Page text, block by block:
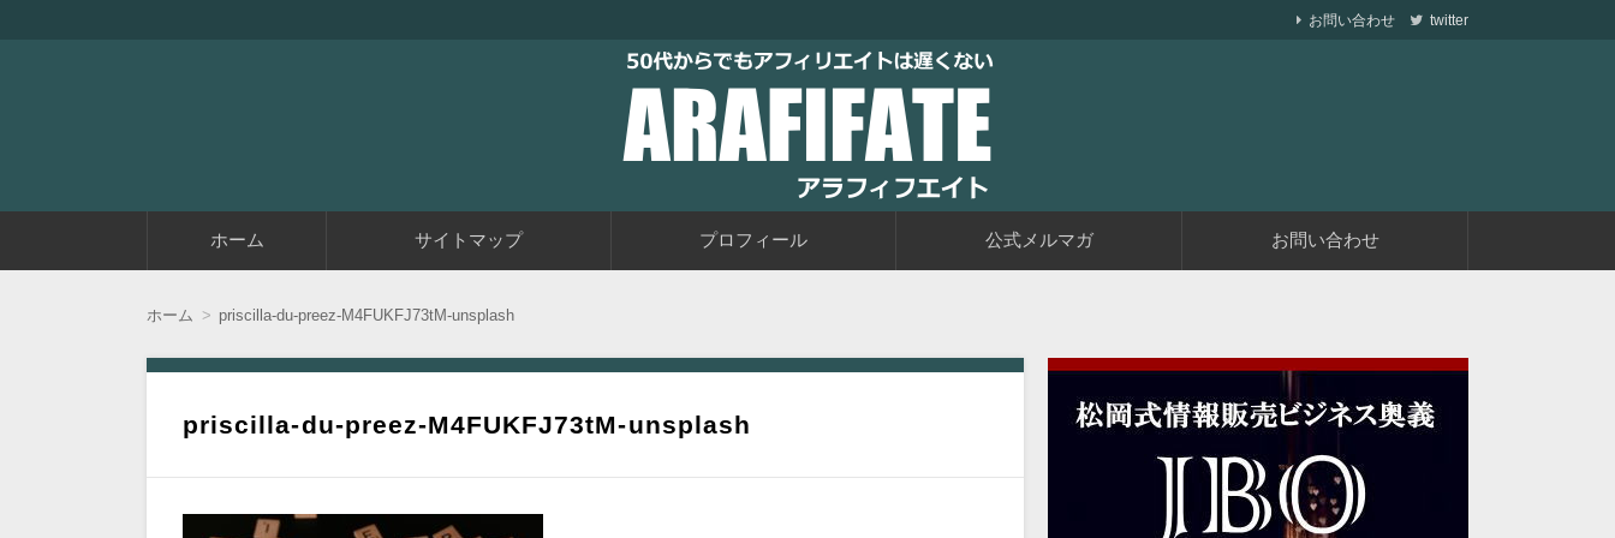
twitter
お問い合わせ
アラフィフエイト｜ 50代からでもアフィリエイトは遅くない
『アラフィフエイト』は初めてアフィリエイトブログに取り組むブログ初心者の教科書です。老後に備えて今から副業で稼ぐ仕組みを作りながら、収益が発生す
ホーム サイトマップ プロフィール 公式メルマガ お問い合わせ
ホーム priscilla-du-preez-M4FUKFJ73tM-unsplash
priscilla-du-preez-M4FUKFJ73tM-unsplash